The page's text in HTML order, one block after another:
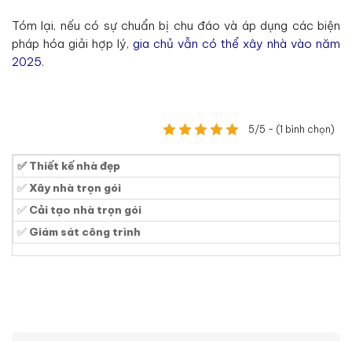
Tóm lại, nếu có sự chuẩn bị chu đáo và áp dụng các biện
pháp hóa giải hợp lý, gia chủ vẫn có thể xây nhà vào năm
2025.
5/5 - (1 bình chọn)
✅ Thiết kế nhà đẹp
✅ Xây nhà trọn gói
✅ Cải tạo nhà trọn gói
✅ Giám sát công trình